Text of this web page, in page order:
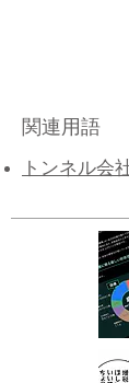
関連用語
トンネル会